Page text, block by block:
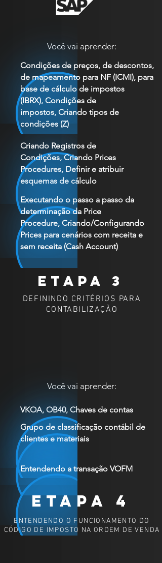
Você vai aprender:
Condições de preços, de descontos,
de mapeamento para NF (ICMI), para
base de cálculo de impostos
(IBRX), Condições de
impostos, Criando tipos de
condições (Z)
Criando Registros de
Condições, Criando Prices
Procedures, Definir e atribuir
esquemas de cálculo
Executando o passo a passo da
determinação da Price
Procedure, Criando/Configurando
Prices para cenários com receita e
sem receita (Cash Account)
etapa 3
DEFININDO CRITÉRIOS PARA
CONTABILIZAÇÃO
Você vai aprender:
VKOA, OB40, Chaves de contas
Grupo de classificação contábil de
clientes e materiais
Entendendo a transação VOFM
etapa 4
ENTENDENDO O FUNCIONAMENTO DO
CÓDIGO DE IMPOSTO NA ORDEM DE VENDA